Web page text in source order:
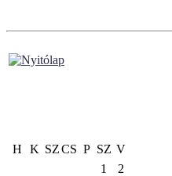
H K SZCS P SZ V
1
2